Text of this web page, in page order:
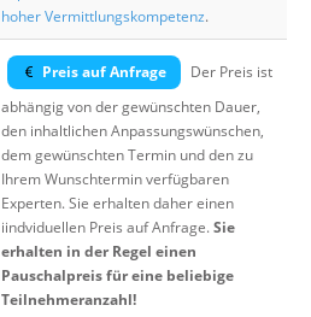
hoher Vermittlungskompetenz.
Preis auf Anfrage
Der Preis ist
abhängig von der gewünschten Dauer,
den inhaltlichen Anpassungswünschen,
dem gewünschten Termin und den zu
Ihrem Wunschtermin verfügbaren
Experten. Sie erhalten daher einen
iindviduellen Preis auf Anfrage.Sie
erhalten in der Regel einen
Pauschalpreis für eine beliebige
Teilnehmeranzahl!